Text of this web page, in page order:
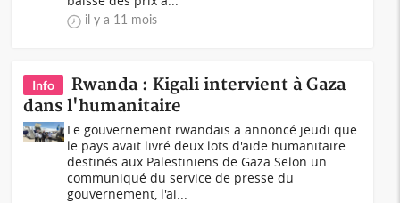
il y a 11 mois
Info
Rwanda : Kigali intervient à Gaza
dans l'humanitaire
Le gouvernement rwandais a annoncé jeudi que
le pays avait livré deux lots d'aide humanitaire
destinés aux Palestiniens de Gaza.Selon un
communiqué du service de presse du
gouvernement, l'ai...